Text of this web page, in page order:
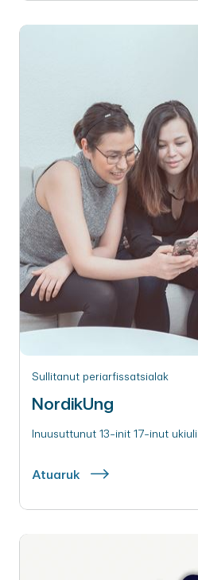
Sullitanut periarfissatsialak
NordikUng
Inuusuttunut 13-init 17-inut
Atuaruk